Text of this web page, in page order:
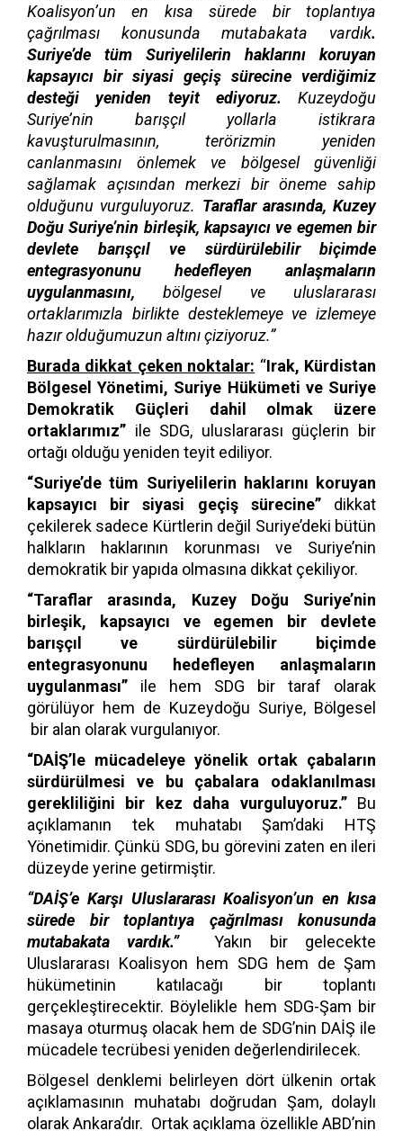
Koalisyon’un en kısa sürede bir toplantıya
çağrılması konusunda mutabakata vardık.
Suriye’de tüm Suriyelilerin haklarını koruyan
kapsayıcı bir siyasi geçiş sürecine verdiğimiz
desteği yeniden teyit ediyoruz. Kuzeydoğu
Suriye’nin barışçıl yollarla istikrara
kavuşturulmasının, terörizmin yeniden
canlanmasını önlemek ve bölgesel güvenliği
sağlamak açısından merkezi bir öneme sahip
olduğunu vurguluyoruz. Taraflar arasında, Kuzey
Doğu Suriye’nin birleşik, kapsayıcı ve egemen bir
devlete barışçıl ve sürdürülebilir biçimde
entegrasyonunu hedefleyen anlaşmaların
uygulanmasını, bölgesel ve uluslararası
ortaklarımızla birlikte desteklemeye ve izlemeye
hazır olduğumuzun altını çiziyoruz.”
Burada dikkat çeken noktalar: “Irak, Kürdistan
Bölgesel Yönetimi, Suriye Hükümeti ve Suriye
Demokratik Güçleri dahil olmak üzere
ortaklarımız” ile SDG, uluslararası güçlerin bir
ortağı olduğu yeniden teyit ediliyor.
“Suriye’de tüm Suriyelilerin haklarını koruyan
kapsayıcı bir siyasi geçiş sürecine” dikkat
çekilerek sadece Kürtlerin değil Suriye’deki bütün
halkların haklarının korunması ve Suriye’nin
demokratik bir yapıda olmasına dikkat çekiliyor.
“Taraflar arasında, Kuzey Doğu Suriye’nin
birleşik, kapsayıcı ve egemen bir devlete
barışçıl ve sürdürülebilir biçimde
entegrasyonunu hedefleyen anlaşmaların
uygulanması” ile hem SDG bir taraf olarak
görülüyor hem de Kuzeydoğu Suriye, Bölgesel
bir alan olarak vurgulanıyor.
“DAİŞ’le mücadeleye yönelik ortak çabaların
sürdürülmesi ve bu çabalara odaklanılması
gerekliliğini bir kez daha vurguluyoruz.”Bu
açıklamanın tek muhatabı Şam’daki HTŞ
Yönetimidir. Çünkü SDG, bu görevini zaten en ileri
düzeyde yerine getirmiştir.
“DAİŞ’e Karşı Uluslararası Koalisyon’un en kısa
sürede bir toplantıya çağrılması konusunda
mutabakata vardık.”
Yakın bir gelecekte
Uluslararası Koalisyon hem SDG hem de Şam
hükümetinin katılacağı bir toplantı
gerçekleştirecektir. Böylelikle hem SDG-Şam bir
masaya oturmuş olacak hem de SDG’nin DAİŞ ile
mücadele tecrübesi yeniden değerlendirilecek.
Bölgesel denklemi belirleyen dört ülkenin ortak
açıklamasının muhatabı doğrudan Şam, dolaylı
olarak Ankara’dır. Ortak açıklama özellikle ABD’nin